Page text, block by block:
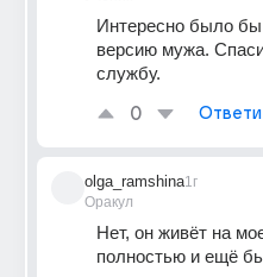
Интересно было
версию мужа.
службу.
0
olga_ramshina
Оракул
1г
Нет, он живёт на
полностью и ещё